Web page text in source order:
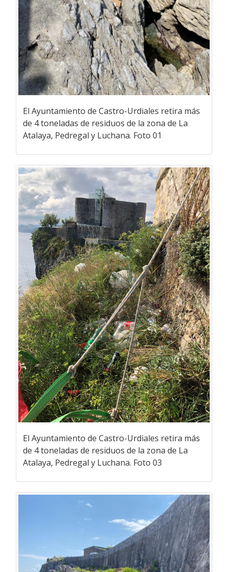
El Ayuntamiento de Castro-Urdiales retira más
de 4 toneladas de residuos de la zona de La
Atalaya, Pedregal y Luchana. Foto 01
El Ayuntamiento de Castro-Urdiales retira más
de 4 toneladas de residuos de la zona de La
Atalaya, Pedregal y Luchana. Foto 03